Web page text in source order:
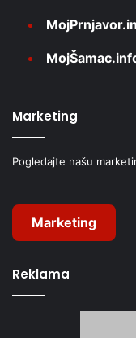
Marketing
Pogledajte našu
Marketing
Reklama